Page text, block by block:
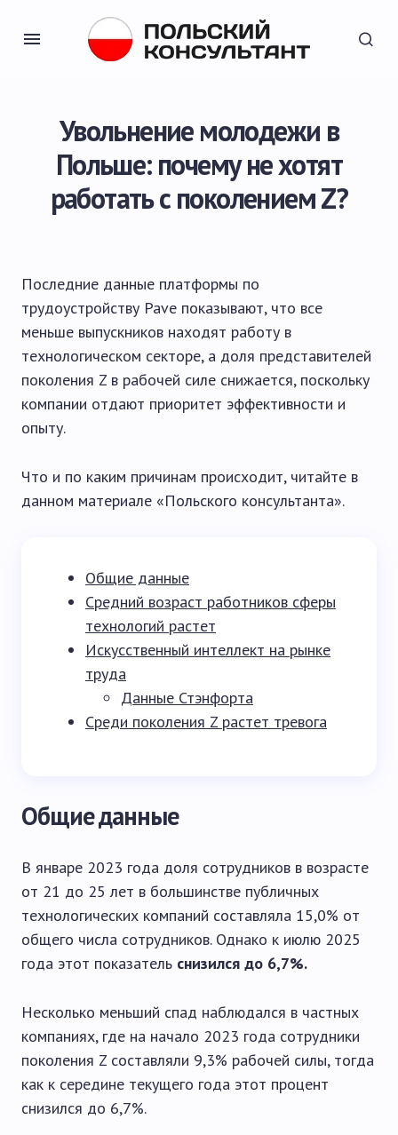
Увольнение молодежи в
Польше: почему не хотят
работать с поколением Z?
Последние данные платформы по
трудоустройству Pave показывают, что все
меньше выпускников находят работу в
технологическом секторе, а доля представителей
поколения Z в рабочей силе снижается, поскольку
компании отдают приоритет эффективности и
опыту.
Что и по каким причинам происходит, читайте в
данном материале «Польского консультанта».
Общие данные
Средний возраст работников сферы
технологий растет
Искусственный интеллект на рынке
труда
Данные Стэнфорта
Среди поколения Z растет тревога
Общие данные
В январе 2023 года доля сотрудников в возрасте
от 21 до 25 лет в большинстве публичных
технологических компаний составляла 15,0% от
общего числа сотрудников. Однако к июлю 2025
года этот показатель снизился до 6,7%.
Несколько меньший спад наблюдался в частных
компаниях, где на начало 2023 года сотрудники
поколения Z составляли 9,3% рабочей силы, тогда
как к середине текущего года этот процент
снизился до 6,7%.